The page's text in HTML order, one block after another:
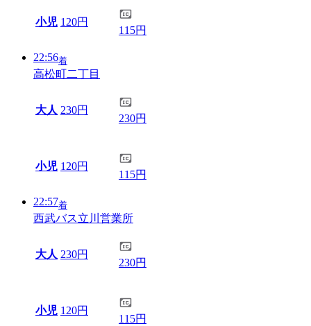
小児 120円
115円
22:56着
高松町二丁目
大人 230円
230円
小児 120円
115円
22:57着
西武バス立川営業所
大人 230円
230円
小児 120円
115円